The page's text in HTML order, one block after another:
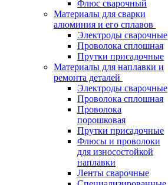
Флюс сварочный
Материалы для сварки
алюминия и его сплавов
Электроды сварочные
Проволока сплошная
Прутки присадочные
Материалы для наплавки и
ремонта деталей
Электроды сварочные
Проволока сплошная
Проволока
порошковая
Прутки присадочные
Флюсы и проволоки
для износостойкой
наплавки
Ленты сварочные